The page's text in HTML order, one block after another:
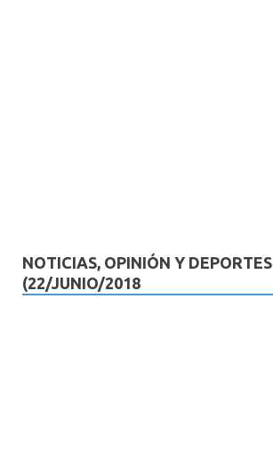
NOTICIAS, OPINIÓN Y DEPORTES
(22/JUNIO/2018